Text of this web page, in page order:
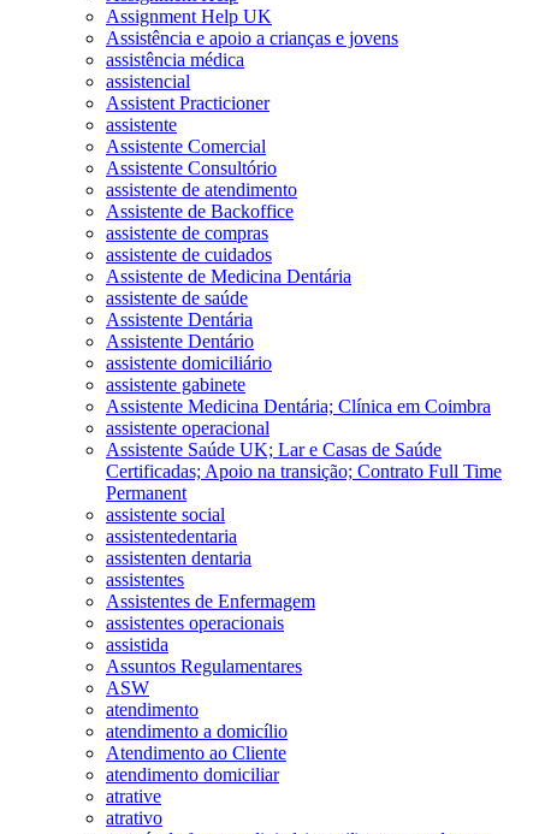
Assignment Help UK
Assistência e apoio a crianças e jovens
assistência médica
assistencial
Assistent Practicioner
assistente
Assistente Comercial
Assistente Consultório
assistente de atendimento
Assistente de Backoffice
assistente de compras
assistente de cuidados
Assistente de Medicina Dentária
assistente de saúde
Assistente Dentária
Assistente Dentário
assistente domiciliário
assistente gabinete
Assistente Medicina Dentária; Clínica em Coimbra
assistente operacional
Assistente Saúde UK; Lar e Casas de Saúde
Certificadas; Apoio na transição; Contrato Full Time
Permanent
assistente social
assistentedentaria
assistenten dentaria
assistentes
Assistentes de Enfermagem
assistentes operacionais
assistida
Assuntos Regulamentares
ASW
atendimento
atendimento a domicílio
Atendimento ao Cliente
atendimento domiciliar
atrative
atrativo